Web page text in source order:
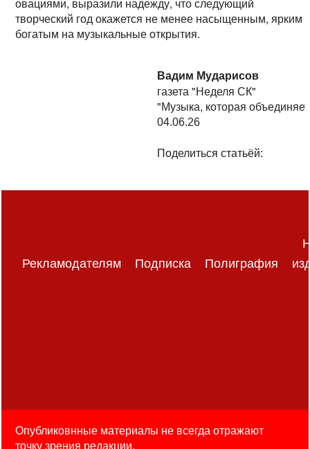
овациями, выразили надежду, что следующий
творческий год окажется не менее насыщенным, ярким
богатым на музыкальные открытия.
Вадим Мударисов
газета "Неделя СК"
"Музыка, которая
04.06.26
Поделиться статьёй:
Рекламодателям Подписка Полиграфия
Опубликовнные материалы не всегда отражают
точку зрения редакции.